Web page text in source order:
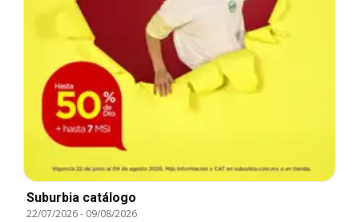
Suburbia catálogo
22/07/2026- 09/08/2026